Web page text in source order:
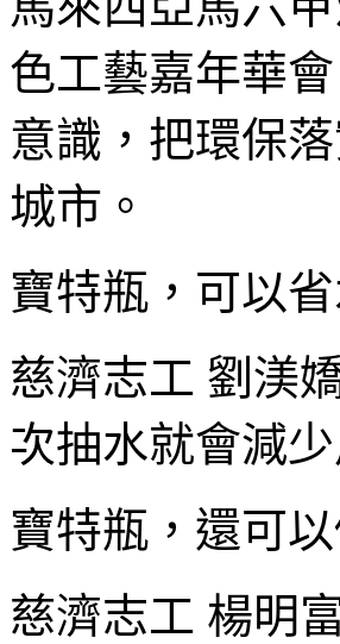
色工藝嘉年華
意識，把環保
城市。
寶特瓶，可以省
慈濟志工 劉渼
次抽水就會減
寶特瓶，還可以
慈濟志工 楊明